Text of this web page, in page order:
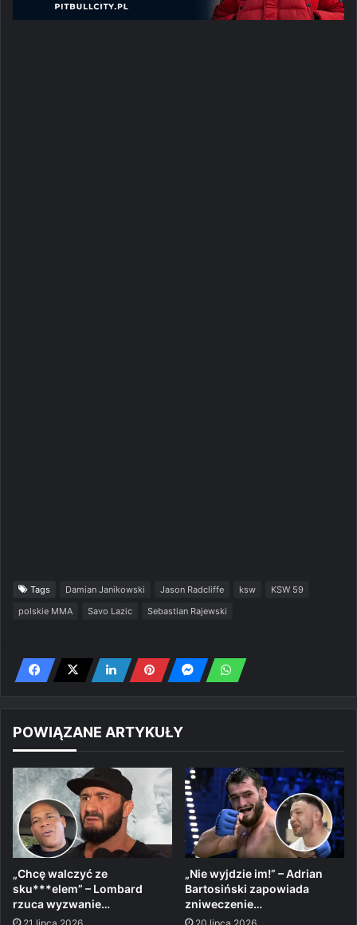
Tags Damian Janikowski Jason Radcliffe ksw
KSW 59
polskie MMA
Savo Lazic Sebastian Rajewski
POWIĄZANE ARTYKUŁY
„Chcę walczyć ze
sku***elem” – Lombard
rzuca wyzwanie…
„Nie wyjdzie im!” – Adrian
Bartosiński zapowiada
zniweczenie…